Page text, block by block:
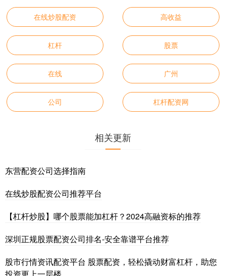
在线炒股配资 高收益
杠杆 股票
在线 广州
公司 杠杆配资网
相关更新
东营配资公司选择指南
在线炒股配资公司推荐平台
【杠杆炒股】哪个股票能加杠杆？2024高融资标的推荐
深圳正规股票配资公司排名-安全靠谱平台推荐
股市行情资讯配资平台 股票配资，轻松撬动财富杠杆，助您